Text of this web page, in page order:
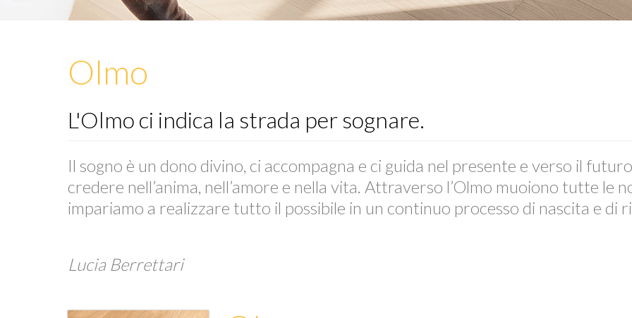
Olmo
L'Olmo ci indica la strada per sognare.
Il sogno è un dono divino, ci accompagna e ci guida nel presente e verso il
credere nell’anima, nell’amore e nella vita. Attraverso l’Olmo muoiono tutte le
impariamo a realizzare tutto il possibile in un continuo processo di nascita e di
Lucia Berrettari